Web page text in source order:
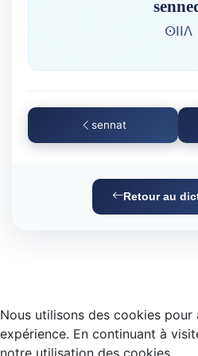
ⵙⵏⵏⴷ
sennat
Retour au
Nous utilisons des cookies
expérience. En continuant à
notre utilisation des cookies.